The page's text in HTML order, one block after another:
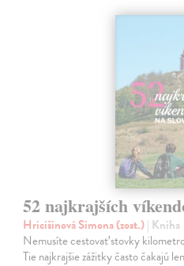
52 najkrajších
Hricišinová Simona (zost.)| Kniha
Nemusíte cestovať stovky
Tie najkrajšie zážitky často čakajú